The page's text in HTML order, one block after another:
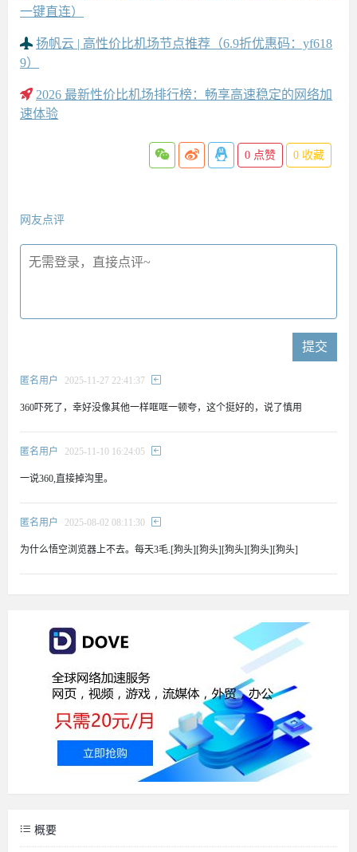
一键直连）
扬帆云 | 高性价比机场节点推荐（6.9折优惠码：yf618
9）
2026 最新性价比机场排行榜：畅享高速稳定的网络加
速体验
0 点赞 0 收藏
网友点评
提交
匿名用户 2025-11-27 22:41:37
360吓死了，幸好没像其他一样哐哐一顿夸，这个挺好的，说了慎用
匿名用户 2025-11-10 16:24:05
一说360,直接掉沟里。
匿名用户 2025-08-02 08:11:30
为什么悟空浏览器上不去。每天3毛.[狗头][狗头][狗头][狗头][狗头]
概要